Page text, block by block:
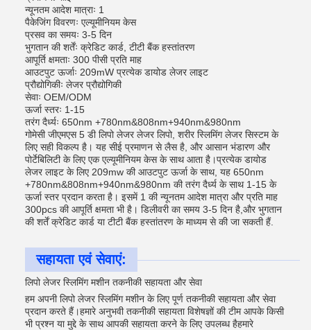
न्यूनतम आदेश मात्राः 1
पैकेजिंग विवरणः एल्यूमीनियम केस
प्रसव का समयः 3-5 दिन
भुगतान की शर्तेंः क्रेडिट कार्ड, टीटी बैंक हस्तांतरण
आपूर्ति क्षमताः 300 पीसी प्रति माह
आउटपुट ऊर्जाः 209mW प्रत्येक डायोड लेजर लाइट
प्रौद्योगिकीः लेजर प्रौद्योगिकी
सेवाः OEM/ODM
ऊर्जा स्तरः 1-15
तरंग दैर्ध्यः 650nm +780nm&808nm+940nm&980nm
गोमेसी जीएमएस 5 डी लिपो लेजर लेजर लिपो, शरीर स्लिमिंग लेजर सिस्टम के
लिए सही विकल्प है। यह सीई प्रमाणन से लैस है, और आसान भंडारण और
पोर्टेबिलिटी के लिए एक एल्यूमीनियम केस के साथ आता है।प्रत्येक डायोड
लेजर लाइट के लिए 209mw की आउटपुट ऊर्जा के साथ, यह 650nm
+780nm&808nm+940nm&980nm की तरंग दैर्ध्य के साथ 1-15 के
ऊर्जा स्तर प्रदान करता है। इसमें 1 की न्यूनतम आदेश मात्रा और प्रति माह
300pcs की आपूर्ति क्षमता भी है। डिलीवरी का समय 3-5 दिन है,और भुगतान
की शर्तें क्रेडिट कार्ड या टीटी बैंक हस्तांतरण के माध्यम से की जा सकती हैं.
सहायता एवं सेवाएं:
लिपो लेजर स्लिमिंग मशीन तकनीकी सहायता और सेवा
हम अपनी लिपो लेजर स्लिमिंग मशीन के लिए पूर्ण तकनीकी सहायता और सेवा
प्रदान करते हैं।हमारे अनुभवी तकनीकी सहायता विशेषज्ञों की टीम आपके किसी
भी प्रश्न या मुद्दे के साथ आपकी सहायता करने के लिए उपलब्ध हैहमारे